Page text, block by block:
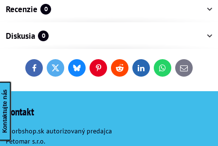
Recenzie 0
Diskusia 0
FacebookTwitterBlueskyPinterestReddit LinkedInWhatsApp
E-
mail
Kontakt
Biorbshop.sk autorizovaný predajca
Petomar s.r.o.
Kontaktujte nás